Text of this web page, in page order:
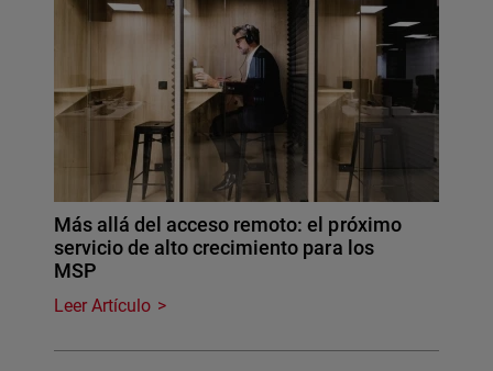
Más allá del acceso remoto: el próximo
servicio de alto crecimiento para los
MSP
Leer Artículo